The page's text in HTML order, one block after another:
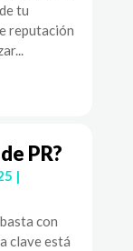
tu
reputación
PR?
|
con
clave está